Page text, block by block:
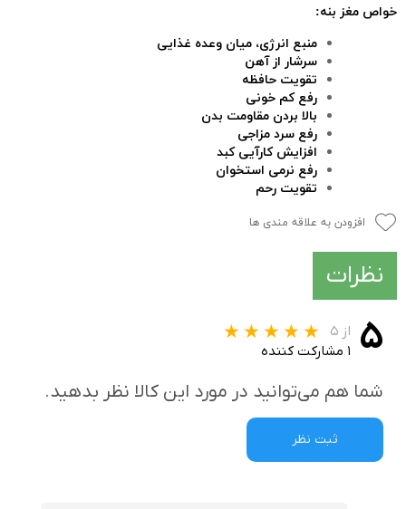
خواص مغز بنه:
منبع انرژی، میان وعده غذایی
سرشار از آهن
تقویت حافظه
رفع کم خونی
بالا بردن مقاومت بدن
رفع سرد مزاجی
افزایش کارآیی کبد
رفع نرمی استخوان
تقویت رحم
افزودن به علاقه مندی ها
نظرات
۵ از ۵
۱ مشارکت کننده
شما هم می‌توانید در مورد این کالا نظر بدهید.
ثبت نظر